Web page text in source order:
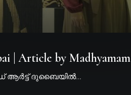
| Article by Madhyamam
ആ​ര്‍ട്ട് ദു​ബൈ​യി​ല്‍…